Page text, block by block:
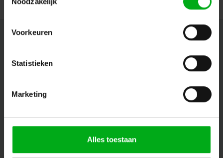
Voorkeuren
Statistieken
Marketing
Alles toestaan
Contact
Ontvang de laatste updates, nieuws en aanbiedingen via email